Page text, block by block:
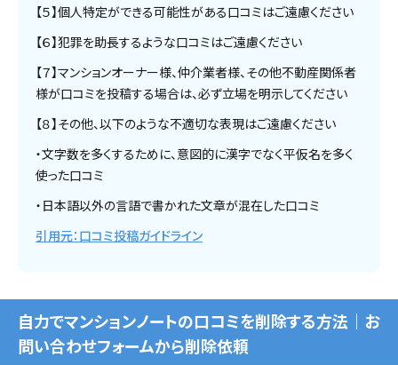
【５】個人特定ができる可能性がある口コミはご遠慮ください
【６】犯罪を助長するような口コミはご遠慮ください
【７】マンションオーナー様、仲介業者様、その他不動産関係者
様が口コミを投稿する場合は、必ず立場を明示してください
【８】その他、以下のような不適切な表現はご遠慮ください
・文字数を多くするために、意図的に漢字でなく平仮名を多く
使った口コミ
・日本語以外の言語で書かれた文章が混在した口コミ
引用元：口コミ投稿ガイドライン
自力でマンションノートの口コミを削除する方法｜お
問い合わせフォームから削除依頼